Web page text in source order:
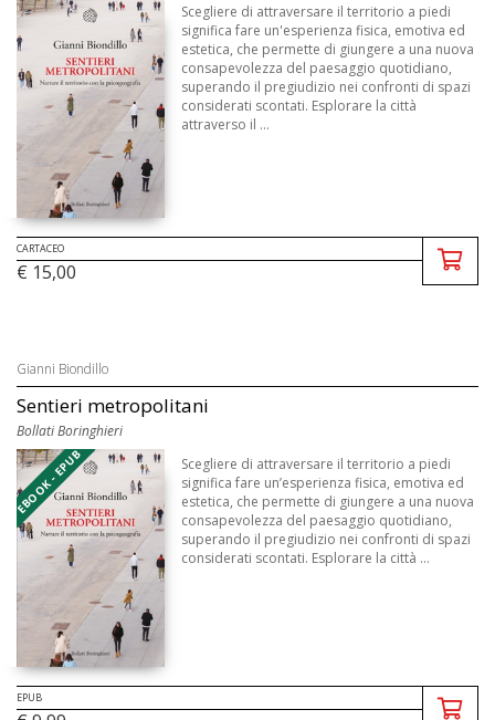
Scegliere di attraversare il territorio a piedi
significa fare un'esperienza fisica, emotiva ed
estetica, che permette di giungere a una nuova
consapevolezza del paesaggio quotidiano,
superando il pregiudizio nei confronti di spazi
considerati scontati. Esplorare la città
attraverso il ...
CARTACEO
€ 15,00
Gianni Biondillo
Sentieri metropolitani
Bollati Boringhieri
EBOOK - EPUB
Scegliere di attraversare il territorio a piedi
significa fare un’esperienza fisica, emotiva ed
estetica, che permette di giungere a una nuova
consapevolezza del paesaggio quotidiano,
superando il pregiudizio nei confronti di spazi
considerati scontati. Esplorare la città ...
EPUB